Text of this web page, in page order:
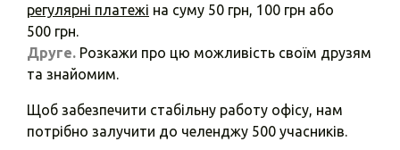
регулярні платежі на суму 50 грн, 100 грн або
500 грн.
Друге. Розкажи про цю можливість своїм друзям
та знайомим.
Щоб забезпечити стабільну работу офісу, нам
потрібно залучити до челенджу 500 учасників.